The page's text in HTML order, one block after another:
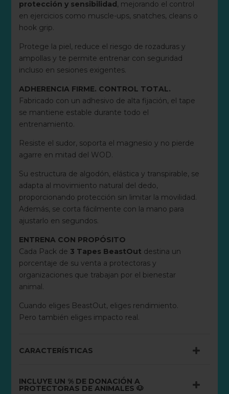
protección y sensibilidad, mejorando el control
en ejercicios como muscle-ups, snatches, cleans o
hook grip.
Protege la piel, reduce el riesgo de rozaduras y
ampollas y te permite entrenar con seguridad
incluso en sesiones exigentes.
ADHERENCIA FIRME. CONTROL TOTAL.
Fabricado con un adhesivo de alta fijación, el tape
se mantiene estable durante todo el
entrenamiento.
Resiste el sudor, soporta el magnesio y no pierde
agarre en mitad del WOD.
Su estructura de algodón, elástica y transpirable, se
adapta al movimiento natural del dedo,
proporcionando protección sin limitar la movilidad.
Además, se corta fácilmente con la mano para
ajustarlo en segundos.
ENTRENA CON PROPÓSITO
Cada Pack de 3 Tapes BeastOut destina un
porcentaje de su venta a protectoras y
organizaciones que trabajan por el bienestar
animal.
Cuando eliges BeastOut, eliges rendimiento.
Pero también eliges impacto real.
CARACTERÍSTICAS
INCLUYE UN % DE DONACIÓN A
PROTECTORAS DE ANIMALES 🐶